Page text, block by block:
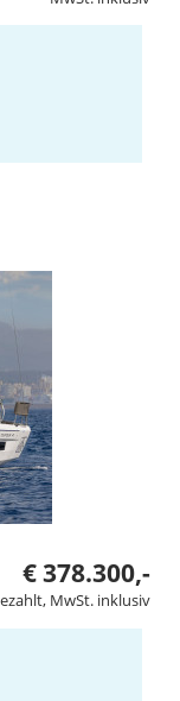
€ 378.300,-
MwSt. inklusiv